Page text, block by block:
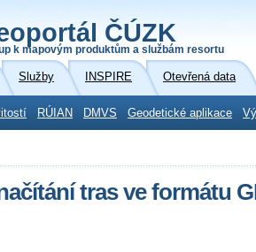
ČÚZK
k mapovým produktům a službám resortu
Služby INSPIRE Otevřená data
RÚIAN DMVS Geodetické aplikace
tras ve formátu